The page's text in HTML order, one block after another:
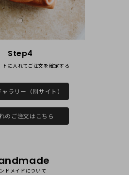
な心意気でした。
ございます。対応や商品にご満足
です。担当も励みになると思いま
いいたします。
Step4
トに入れてご注⽂を確定する
ラリー（別サイト）
のご注文はこちら
ドメイドについて